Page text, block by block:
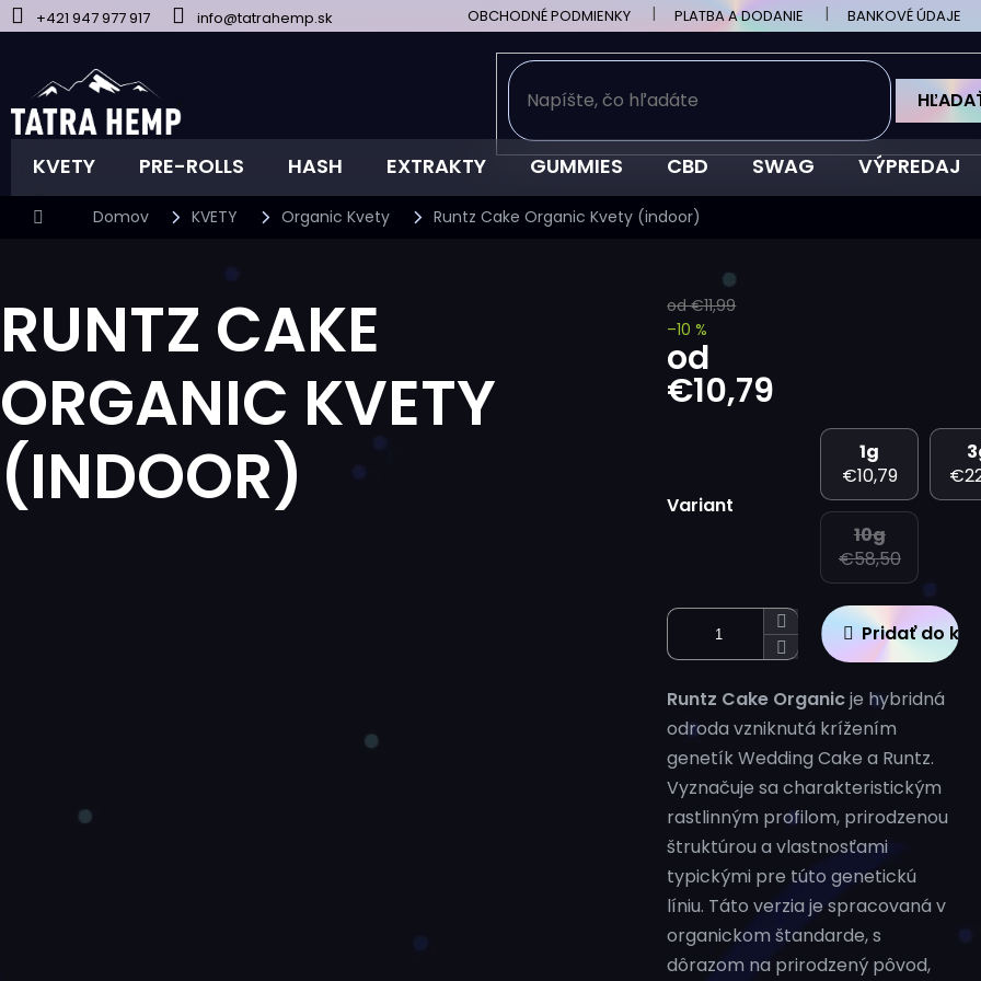
Prejsť
na
+421 947 977 917 info@tatrahemp.sk OBCHODNÉ PODMIENKY PLATBA A DODANIE BANKOVÉ ÚDAJE
KVETY PRE-ROLLS HASH EXTRAKTY GUMMIES CBD SWAG VÝPREDAJ
Domov KVETY Organic Kvety Runtz Cake Organic Kvety (indoor)
RUNTZ CAKE
ORGANIC KVETY
(INDOOR)
od €11,99
–10 %
od
€10,79
Variant
1g
€10,79
10g
€58,50
Pridať do
Runtz Cake Organicje hybridná
odroda vzniknutá krížením
genetík Wedding Cake a Runtz.
Vyznačuje sa charakteristickým
rastlinným profilom, prirodzenou
štruktúrou a vlastnosťami
typickými pre túto genetickú
líniu. Táto verzia je spracovaná v
organickom štandarde, s
dôrazom na prirodzený pôvod,